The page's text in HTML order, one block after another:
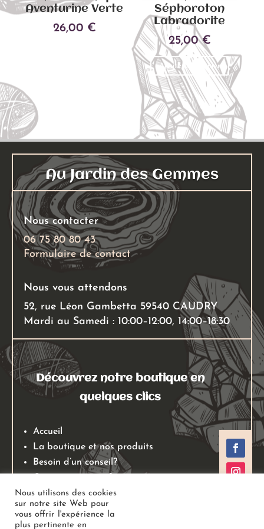
Aventurine Verte
26,00 €
Séphoroton
Labradorite
25,00€
Ajouter au panier
Au Jardin des Gemmes
Nous contacter
06 75 80 80 43
Formulaire de contact
Nous vous attendons
52, rue Léon Gambetta 59540 CAUDRY
Mardi au Samedi : 10:00–12:00, 14:00–18:30
Découvrez notre boutique en
quelques clics
Accueil
La boutique et nos produits
Besoin d’un conseil?
Mentions légales
Conditions générales de ventes
Politiques de retours
Nous utilisons des cookies
sur notre site Web pour
vous offrir l'expérience la
plus pertinente en